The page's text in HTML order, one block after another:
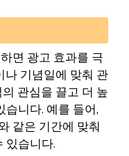
면 광고 효과를 극
나 기념일에 맞춰 관
관심을 끌고 더 높
니다. 예를 들어,
같은 기간에 맞춰
있습니다.